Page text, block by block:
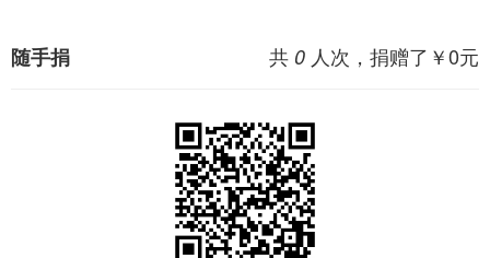
共 0 人次，捐赠了￥0元
随手捐